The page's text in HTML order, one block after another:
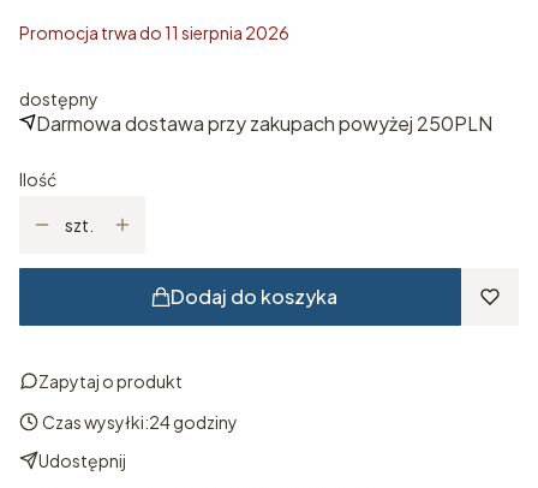
Promocja trwa do 11 sierpnia 2026
dostępny
Darmowa dostawa przy zakupach powyżej 250PLN
Ilość
szt.
Dodaj do koszyka
Zapytaj o produkt
Czas wysyłki:24 godziny
Udostępnij